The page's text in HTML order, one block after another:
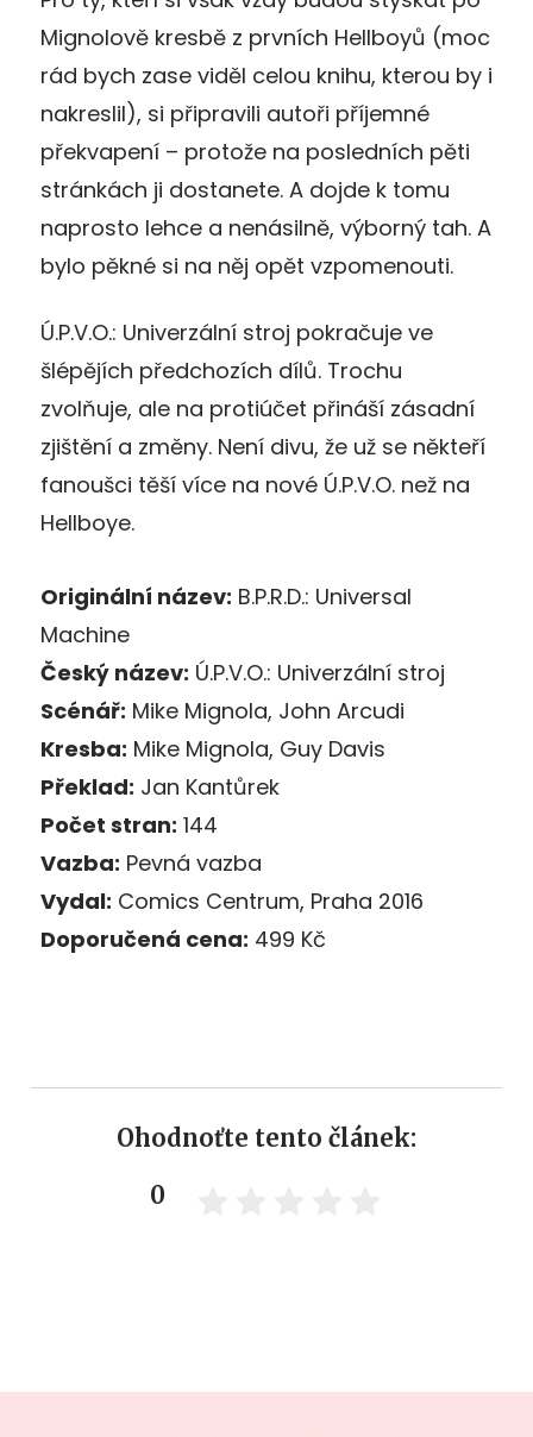
Mignolově kresbě z prvních Hellboyů (moc
rád bych zase viděl celou knihu, kterou by i
nakreslil), si připravili autoři příjemné
překvapení – protože na posledních pěti
stránkách ji dostanete. A dojde k tomu
naprosto lehce a nenásilně, výborný tah. A
bylo pěkné si na něj opět vzpomenouti.
Ú.P.V.O.: Univerzální stroj pokračuje ve
šlépějích předchozích dílů. Trochu
zvolňuje, ale na protiúčet přináší zásadní
zjištění a změny. Není divu, že už se někteří
fanoušci těší více na nové Ú.P.V.O. než na
Hellboye.
Originální název: B.P.R.D.: Universal
Machine
Český název: Ú.P.V.O.: Univerzální stroj
Scénář: Mike Mignola, John Arcudi
Kresba: Mike Mignola, Guy Davis
Překlad: Jan Kantůrek
Počet stran: 144
Vazba: Pevná vazba
Vydal: Comics Centrum, Praha 2016
Doporučená cena: 499 Kč
Ohodnoťte tento článek:
0